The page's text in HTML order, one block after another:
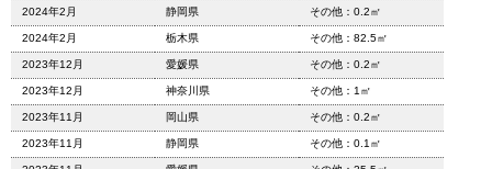
2024年2月 静岡県 その他：0.2㎡
2024年2月 栃木県 その他：82.5㎡
2023年12月 愛媛県 その他：0.2㎡
2023年12月 神奈川県 その他：1㎡
2023年11月 岡山県 その他：0.2㎡
2023年11月 静岡県 その他：0.1㎡